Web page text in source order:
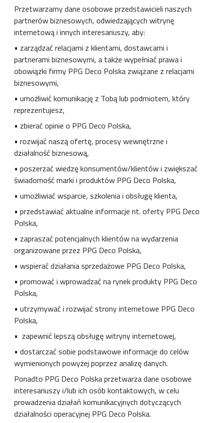
Przetwarzamy dane osobowe przedstawicieli naszych
partnerów biznesowych, odwiedzających witrynę
internetową i innych interesariuszy, aby:
• zarządzać relacjami z klientami, dostawcami i
partnerami biznesowymi, a także wypełniać prawa i
obowiązki firmy PPG Deco Polska związane z relacjami
biznesowymi,
• umożliwić komunikację z Tobą lub podmiotem, który
reprezentujesz,
• zbierać opinie o PPG Deco Polska,
• rozwijać naszą ofertę, procesy wewnętrzne i
działalność biznesową,
• poszerzać wiedzę konsumentów/klientów i zwiększać
świadomość marki i produktów PPG Deco Polska,
• umożliwiać wsparcie, szkolenia i obsługę klienta,
• przedstawiać aktualne informacje nt. oferty PPG Deco
Polska,
• zapraszać potencjalnych klientów na wydarzenia
organizowane przez PPG Deco Polska,
• wspierać działania sprzedażowe PPG Deco Polska,
• promować i wprowadzać na rynek produkty PPG Deco
Polska,
• utrzymywać i rozwijać strony internetowe PPG Deco
Polska,
• zapewnić lepszą obsługę witryny internetowej,
• dostarczać sobie podstawowe informacje do celów
wymienionych powyżej poprzez analizę danych.
Ponadto PPG Deco Polska przetwarza dane osobowe
interesariuszy i/lub ich osób kontaktowych, w celu
prowadzenia działań komunikacyjnych dotyczących
działalności operacyjnej PPG Deco Polska.